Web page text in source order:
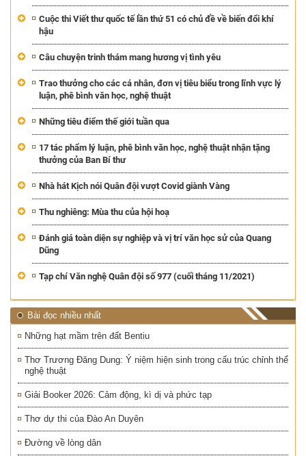
Cuộc thi Viết thư quốc tế lần thứ 51 có chủ đề về biến đổi khí
hậu
Câu chuyện trinh thám mang hương vị tình yêu
Trao thưởng cho các cá nhân, đơn vị tiêu biểu trong lĩnh vực lý
luận, phê bình văn học, nghệ thuật
Những tiêu điểm thế giới tuần qua
17 tác phẩm lý luận, phê bình văn học, nghệ thuật nhận tặng
thưởng của Ban Bí thư
Nhà hát Kịch nói Quân đội vượt Covid giành Vàng
Thu nghiêng: Mùa thu của hội hoạ
Đánh giá toàn diện sự nghiệp và vị trí văn học sử của Quang
Dũng
Tạp chí Văn nghệ Quân đội số 977 (cuối tháng 11/2021)
Bài đọc nhiều nhất
Những hạt mầm trên đất Bentiu
Thơ Trương Đăng Dung: Ý niệm hiện sinh trong cấu trúc chỉnh thể
nghệ thuật
Giải Booker 2026: Cảm động, kì dị và phức tạp
Thơ dự thi của Đào An Duyên
Đường về lòng dân